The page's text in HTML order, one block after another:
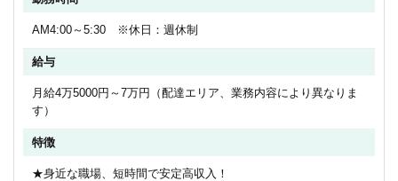
AM4:00～5:30 ※休日：週休制
給与
月給4万5000円～7万円（配達エリア、業務内容により異なりま
す）
特徴
★身近な職場、短時間で安定高収入！